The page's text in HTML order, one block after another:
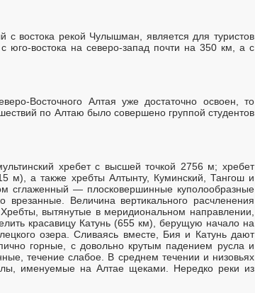
востока рекой Чулышман, является для туристов
юго-востока на северо-запад почти на 350 км, а с
Восточного Алтая уже достаточно освоен, то
по Алтаю было совершено группой студентов
хребет с высшей точкой 2756 м; хребет
м), а также хребты Алтынту, Куминский, Тангош и
сглаженный — плосковершинные куполообразные
Величина вертикального расчленения
вытянутые в меридиональном направлении,
красавицу Катунь (655 км), берущую начало на
озера. Сливаясь вместе, Бия и Катунь дают
горные, с довольно крутым падением русла и
течение слабое. В среднем течении и низовьях
именуемые на Алтае щеками. Нередко реки из